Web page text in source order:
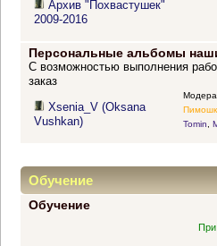
Архив "Похвастушек"
2009-2016
Персональные альбомы
С возможностью выполнения
заказ
Xsenia_V (Oksana
Vushkan)
Tomin,
Обучение
Обучение
При